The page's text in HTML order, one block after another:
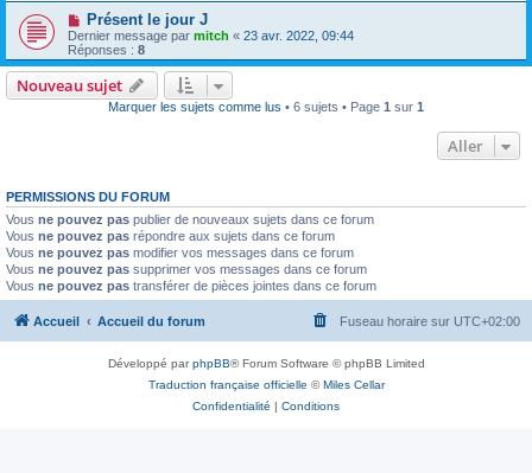
Présent le jour J
Dernier message par mitch « 23 avr. 2022, 09:44
Réponses : 8
Nouveau sujet
Marquer les sujets comme lus • 6 sujets • Page 1 sur 1
Aller
PERMISSIONS DU FORUM
Vous ne pouvez pas publier de nouveaux sujets dans ce forum
Vous ne pouvez pas répondre aux sujets dans ce forum
Vous ne pouvez pas modifier vos messages dans ce forum
Vous ne pouvez pas supprimer vos messages dans ce forum
Vous ne pouvez pas transférer de pièces jointes dans ce forum
Accueil Accueil du forum Fuseau horaire sur UTC+02:00
Développé parphpBB® Forum Software © phpBB Limited
Traduction française officielle ©Miles Cellar
Confidentialité | Conditions